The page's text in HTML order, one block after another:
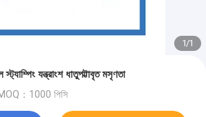
1/1
স্ট্যাম্পিং যন্ত্রাংশ ধাতুপট্টাবৃত মসৃণতা
：1000 পিসি